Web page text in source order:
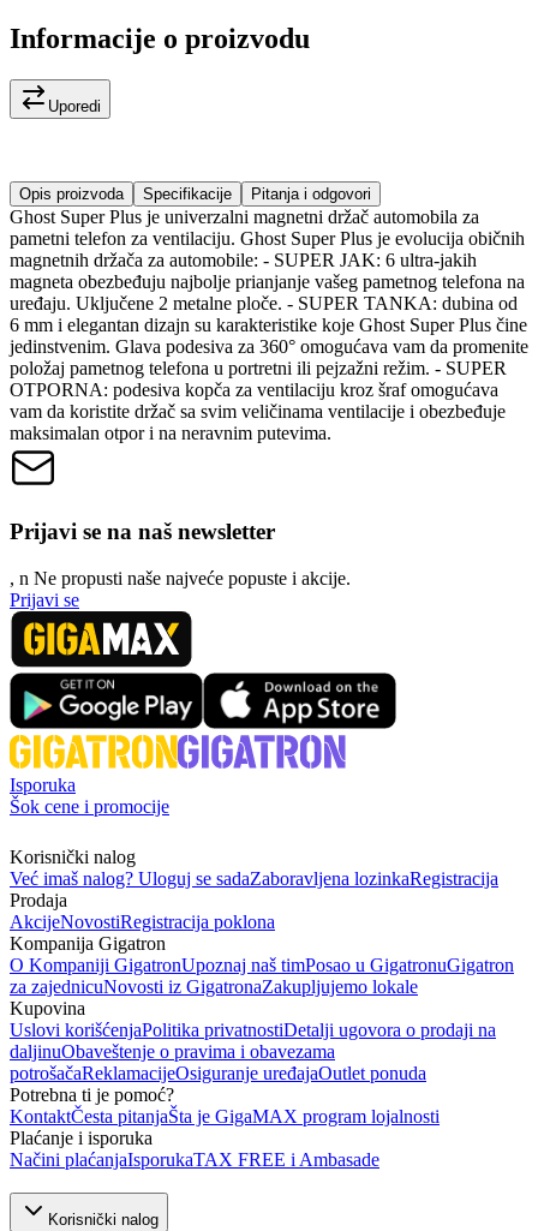
Informacije o proizvodu
Uporedi
Opis proizvoda Specifikacije Pitanja i odgovori
Ghost Super Plus je univerzalni magnetni držač automobila za
pametni telefon za ventilaciju. Ghost Super Plus je evolucija običnih
magnetnih držača za automobile: - SUPER JAK: 6 ultra-jakih
magneta obezbeđuju najbolje prianjanje vašeg pametnog telefona na
uređaju. Uključene 2 metalne ploče. - SUPER TANKA: dubina od
6 mm i elegantan dizajn su karakteristike koje Ghost Super Plus čine
jedinstvenim. Glava podesiva za 360° omogućava vam da promenite
položaj pametnog telefona u portretni ili pejzažni režim. - SUPER
OTPORNA: podesiva kopča za ventilaciju kroz šraf omogućava
vam da koristite držač sa svim veličinama ventilacije i obezbeđuje
maksimalan otpor i na neravnim putevima.
Prijavi se na naš newsletter
, n Ne propusti naše najveće popuste i akcije.
Prijavi se
Isporuka
Šok cene i promocije
Korisnički nalog
Već imaš nalog? Uloguj se sadaZaboravljena lozinkaRegistracija
Prodaja
AkcijeNovostiRegistracija poklona
Kompanija Gigatron
O Kompaniji GigatronUpoznaj naš timPosao u GigatronuGigatron
za zajednicuNovosti iz GigatronaZakupljujemo lokale
Kupovina
Uslovi korišćenjaPolitika privatnostiDetalji ugovora o prodaji na
daljinuObaveštenje o pravima i obavezama
potrošačaReklamacijeOsiguranje uređajaOutlet ponuda
Potrebna ti je pomoć?
KontaktČesta pitanjaŠta je GigaMAX program lojalnosti
Plaćanje i isporuka
Načini plaćanjaIsporukaTAX FREE i Ambasade
Korisnički nalog